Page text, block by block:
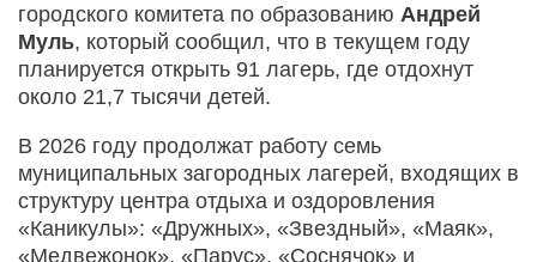
городского комитета по образованию Андрей
Муль, который сообщил, что в текущем году
планируется открыть 91 лагерь, где отдохнут
около 21,7 тысячи детей.
В 2026 году продолжат работу семь
муниципальных загородных лагерей, входящих в
структуру центра отдыха и оздоровления
«Каникулы»: «Дружных», «Звездный», «Маяк»,
«Медвежонок», «Парус», «Соснячок» и